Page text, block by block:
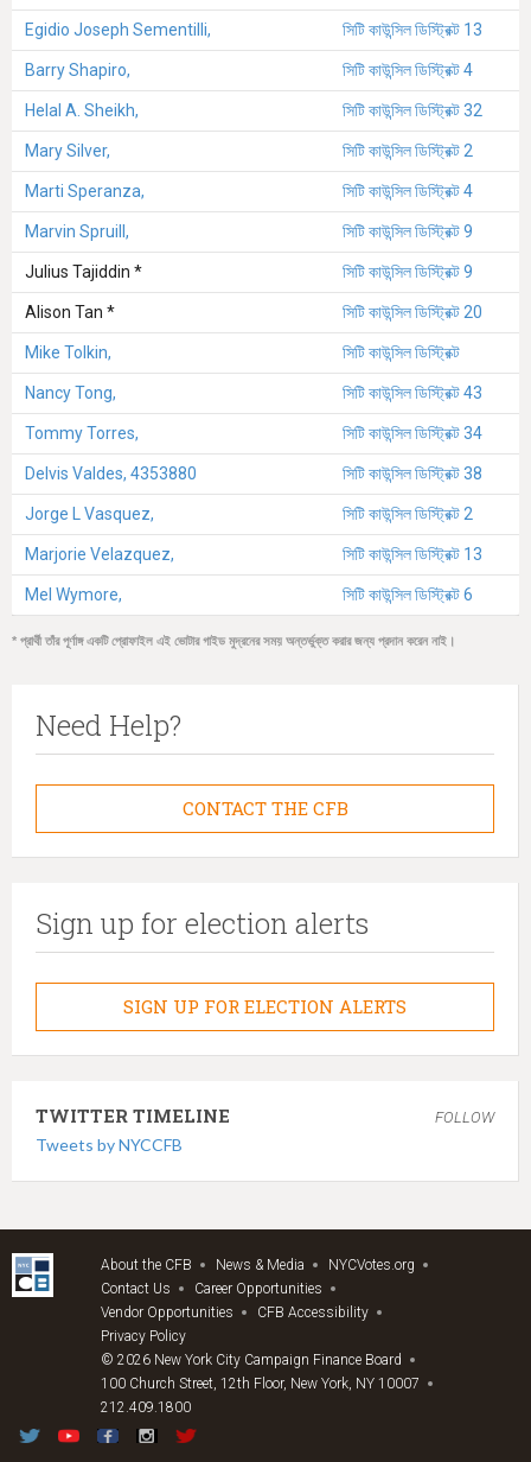
Egidio Joseph Sementilli, সিটি কাউন্সিল ডিস্ট্রিক্ট 13
Barry Shapiro, সিটি কাউন্সিল ডিস্ট্রিক্ট 4
Helal A. Sheikh, সিটি কাউন্সিল ডিস্ট্রিক্ট 32
Mary Silver, সিটি কাউন্সিল ডিস্ট্রিক্ট 2
Marti Speranza, সিটি কাউন্সিল ডিস্ট্রিক্ট 4
Marvin Spruill, সিটি কাউন্সিল ডিস্ট্রিক্ট 9
Julius Tajiddin * সিটি কাউন্সিল ডিস্ট্রিক্ট 9
Alison Tan * সিটি কাউন্সিল ডিস্ট্রিক্ট 20
Mike Tolkin, সিটি কাউন্সিল ডিস্ট্রিক্ট
Nancy Tong, সিটি কাউন্সিল ডিস্ট্রিক্ট 43
Tommy Torres, সিটি কাউন্সিল ডিস্ট্রিক্ট 34
Delvis Valdes, 4353880 সিটি কাউন্সিল ডিস্ট্রিক্ট 38
Jorge L Vasquez, সিটি কাউন্সিল ডিস্ট্রিক্ট 2
Marjorie Velazquez, সিটি কাউন্সিল ডিস্ট্রিক্ট 13
Mel Wymore, সিটি কাউন্সিল ডিস্ট্রিক্ট 6
* প্রার্থী তাঁর পূর্ণাঙ্গ একটি প্রোফাইল এই ভোটার গাইড মুদ্রনের সময় অন্তর্ভুক্ত করার জন্য প্রদান করেন নাই।
Need Help?
CONTACT THE CFB
Sign up for election alerts
SIGN UP FOR ELECTION ALERTS
TWITTER TIMELINE FOLLOW
Tweets by NYCCFB
About the CFB News & Media
NYCVotes.org
Contact Us
Career Opportunities
Vendor Opportunities
CFB Accessibility
Privacy Policy
© 2026 New York City Campaign Finance Board
100 Church Street, 12th Floor, New York, NY 10007
212.409.1800